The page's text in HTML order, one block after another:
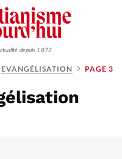
depuis 1872
EVANGÉLISATION PAGE 3